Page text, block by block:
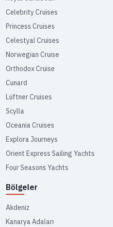
Celebrity Cruises
Princess Cruises
Celestyal Cruises
Norwegian Cruise
Orthodox Cruise
Cunard
Lüftner Cruises
Scylla
Oceania Cruises
Explora Journeys
Orient Express Sailing Yachts
Four Seasons Yachts
Bölgeler
Akdeniz
Kanarya Adaları